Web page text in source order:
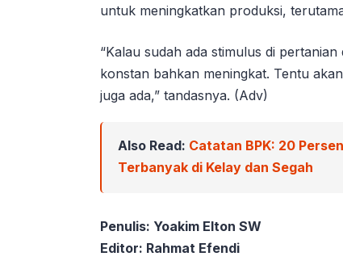
untuk meningkatkan produksi,
“Kalau sudah ada stimulus di
konstan bahkan meningkat. Tentu
juga ada,” tandasnya. (Adv)
Also Read: Catatan BPK: 20
Terbanyak di Kelay dan Segah
Penulis: Yoakim Elton SW
Editor: Rahmat Efendi